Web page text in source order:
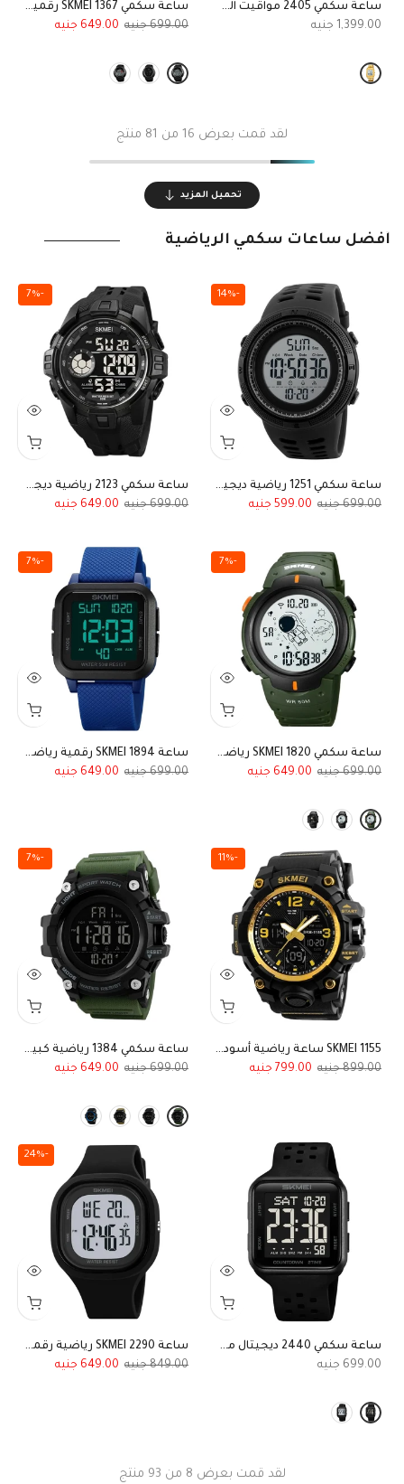
ساعة سكمي 2405 مواقيت الصلاة ديجيتال ستيل بالكامل
1,399.00
ساعة سكمي SKMEI 1367 رقميه رياضية ضد الماء للرجال بمهام متعددة
699.00
649.00
لقد قمت بعرض 16 من 81 منتج
تحميل المزيد
أفضل ساعات سكمي الرياضية
-14%
ساعة سكمي 1251 رياضية ديجيتال أسود ميناء أبيض
699.00
599.00
-7%
ساعة سكمي 2123 رياضية ديجيتال رجالي أسود بالكامل
699.00
649.00
-7%
ساعة سكمي SKMEI 1820 رياضية مقاومة للماء إصدار رجل الفضاء المبتكر
699.00
649.00
-7%
ساعة SKMEI 1894 رقمية رياضية مقاومة للماء متعددة الوظائف منبه ساعة ايقاف تقويم للجنسين بمينا داكن، أزرق
699.00
649.00
-11%
SKMEI 1155 ساعة رياضية أسود وذهبي
899.00
799.00
-7%
ساعة سكمي 1384 رياضية كبيره ضد الماء بستايل تاكتيكال
699.00
649.00
ساعة سكمي 2440 ديجيتال مربعة رياضية مقاومة للماء
699.00
-24%
ساعة SKMEI 2290 رياضية رقمية مقاومة للماء بلون اسود وميناء واضح للجنسين بسوار مطاطي
849.00
649.00
لقد قمت بعرض 8 من 93 منتج